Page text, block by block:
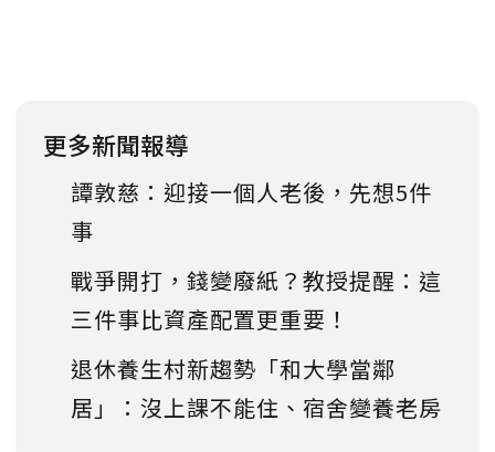
更多新聞報導
譚敦慈：迎接一個人老後，先想5件
事
戰爭開打，錢變廢紙？教授提醒：這
三件事比資產配置更重要！
退休養生村新趨勢「和大學當鄰
居」：沒上課不能住、宿舍變養老房